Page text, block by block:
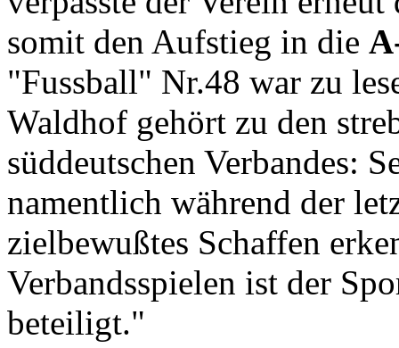
somit den Aufstieg in die
"Fussball" Nr.48 war zu
Waldhof gehört zu den
süddeutschen Verbandes:
namentlich während der
zielbewußtes Schaffen
Verbandsspielen ist der
beteiligt."